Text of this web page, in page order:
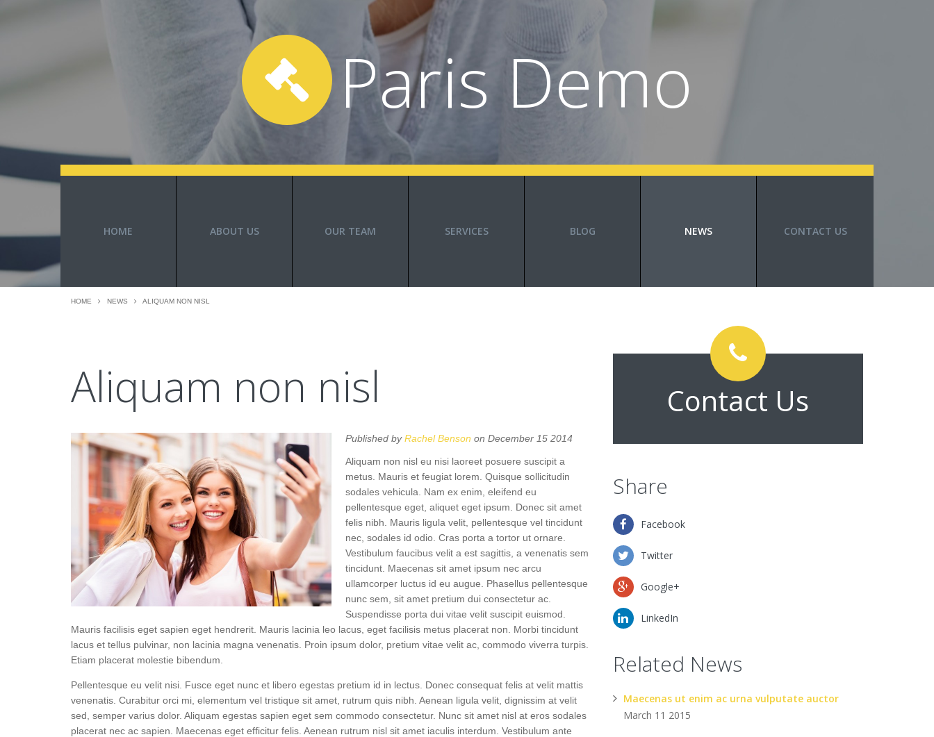
Paris Demo
HOME ABOUT US OUR TEAM SERVICES BLOG NEWS CONTACT US
HOME NEWS ALIQUAM NON NISL
Aliquam non nisl
Published byRachel Benson on December 15 2014
Aliquam non nisl eu nisi laoreet posuere suscipit a
metus. Mauris et feugiat lorem. Quisque sollicitudin
sodales vehicula. Nam ex enim, eleifend eu
pellentesque eget, aliquet eget ipsum. Donec sit amet
felis nibh. Mauris ligula velit, pellentesque vel tincidunt
nec, sodales id odio. Cras porta a tortor ut ornare.
Vestibulum faucibus velit a est sagittis, a venenatis sem
tincidunt. Maecenas sit amet ipsum nec arcu
ullamcorper luctus id eu augue. Phasellus pellentesque
nunc sem, sit amet pretium dui consectetur ac.
Suspendisse porta dui vitae velit suscipit euismod.
Mauris facilisis eget sapien eget hendrerit. Mauris lacinia leo lacus, eget facilisis metus placerat non. Morbi tincidunt
lacus et tellus pulvinar, non lacinia magna venenatis. Proin ipsum dolor, pretium vitae velit ac, commodo viverra turpis.
Etiam placerat molestie bibendum.
Pellentesque eu velit nisi. Fusce eget nunc et libero egestas pretium id in lectus. Donec consequat felis at velit mattis
venenatis. Curabitur orci mi, elementum vel tristique sit amet, rutrum quis nibh. Aenean ligula velit, dignissim at velit
sed, semper varius dolor. Aliquam egestas sapien eget sem commodo consectetur. Nunc sit amet nisl at eros sodales
placerat nec ac sapien. Maecenas eget efficitur felis. Aenean rutrum nisl sit amet iaculis interdum. Vestibulum ante
Contact Us
Share
Facebook
Twitter
Google+
LinkedIn
Related News
Maecenas ut enim ac urna vulputate auctor
March 11 2015